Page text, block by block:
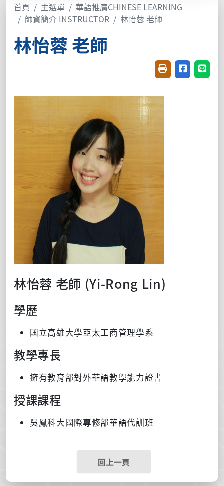
首頁 主選單
華語推廣CHINESE LEARNING
師資簡介 INSTRUCTOR
林怡蓉 老師
林怡蓉 老師
友善列印(開新視
分享至臉書
分享
林怡蓉 老師 (Yi-Rong Lin)
學歷
國立高雄大學亞太工商管理學系
教學專長
擁有教育部對外華語教學能力證書
授課課程
吳鳳科大國際專修部華語代訓班
回上一頁